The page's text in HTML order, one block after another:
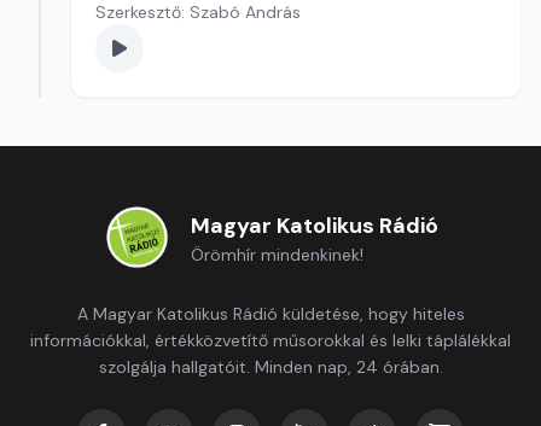
Szerkesztő: Szabó András
Magyar Katolikus Rádió
Örömhír mindenkinek!
A Magyar Katolikus Rádió küldetése, hogy hiteles
információkkal, értékközvetítő műsorokkal és lelki táplálékkal
szolgálja hallgatóit. Minden nap, 24 órában.